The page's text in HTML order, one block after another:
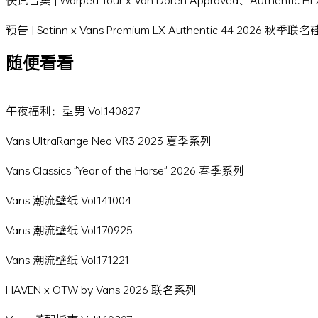
预告 | Setinn x Vans Premium LX Authentic 44 2026 秋季联名
随便看看
午夜福利：型男 Vol.140827
Vans UltraRange Neo VR3 2023 夏季系列
Vans Classics "Year of the Horse" 2026 春季系列
Vans 潮流壁纸 Vol.141004
Vans 潮流壁纸 Vol.170925
Vans 潮流壁纸 Vol.171221
HAVEN x OTW by Vans 2026 联名系列